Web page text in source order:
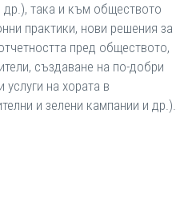
така и към обществото
практики, нови решения за
пред обществото,
създаване на по-добри
на хората в
и зелени кампании и др.).